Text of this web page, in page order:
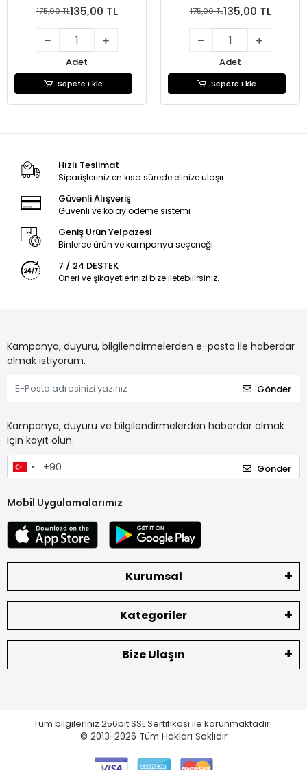
175,00 TL135,00 TL
Adet
Sepete Ekle
175,00 TL135,00 TL
Adet
Sepete Ekle
Hızlı Teslimat
Siparişleriniz en kısa sürede elinize ulaşır.
Güvenli Alışveriş
Güvenli ve kolay ödeme sistemi
Geniş Ürün Yelpazesi
Binlerce ürün ve kampanya seçeneği
7 / 24 DESTEK
Öneri ve şikayetlerinizi bize iletebilirsiniz.
Kampanya, duyuru, bilgilendirmelerden e-posta ile haberdar
olmak istiyorum.
Gönder
Kampanya, duyuru ve bilgilendirmelerden haberdar olmak
için kayıt olun.
Gönder
Mobil Uygulamalarımız
Kurumsal
Kategoriler
Bize Ulaşın
Tüm bilgileriniz 256bit SSL Sertifikası ile korunmaktadır.
© 2013-2026 Tüm Hakları Saklıdır